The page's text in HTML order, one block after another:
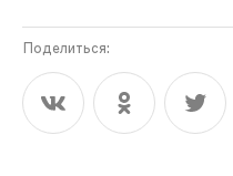
Поделиться: